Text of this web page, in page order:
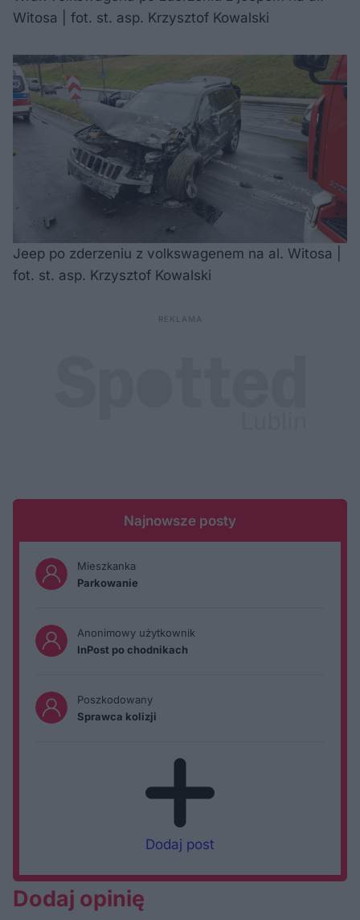
Witosa | fot. st. asp. Krzysztof Kowalski
Jeep po zderzeniu z volkswagenem na al. Witosa |
fot. st. asp. Krzysztof Kowalski
Najnowsze posty
Mieszkanka
Parkowanie
Anonimowy użytkownik
InPost po chodnikach
Poszkodowany
Sprawca kolizji
Dodaj post
Dodaj opinię